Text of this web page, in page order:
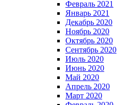
Февраль 2021
Январь 2021
Декабрь 2020
Ноябрь 2020
Октябрь 2020
Сентябрь 2020
Июль 2020
Июнь 2020
Май 2020
Апрель 2020
Март 2020